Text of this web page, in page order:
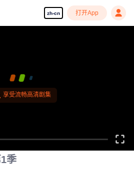
zh-cn 打开App
享受流畅高清剧集
季